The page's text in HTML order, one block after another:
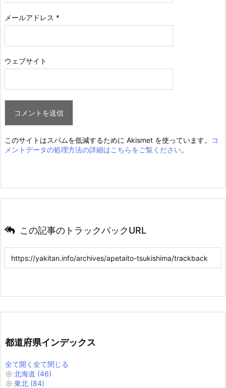
メールアドレス *
ウェブサイト
このサイトはスパムを低減するために Akismet を使っています。
コ
メントデータの処理方法の詳細はこちらをご覧ください。
この記事のトラックバックURL
都道府県インデックス
全て開く 全て閉じる
北海道 (46)
東北 (84)